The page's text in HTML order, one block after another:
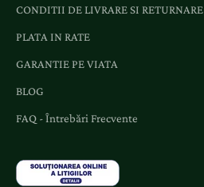
CONDITII DE LIVRARE SI RETURNARE
PLATA IN RATE
GARANTIE PE VIATA
BLOG
FAQ - Întrebări Frecvente